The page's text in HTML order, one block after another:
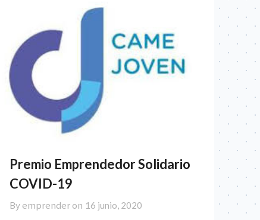
Premio Emprendedor Solidario
COVID-19
By emprender on 16 junio, 2020